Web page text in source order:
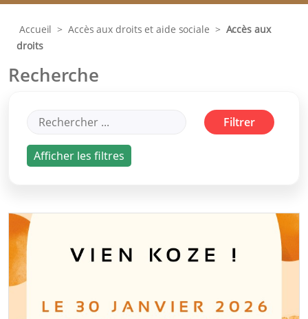
Accueil > Accès aux droits et aide sociale > Accès aux
droits
Recherche